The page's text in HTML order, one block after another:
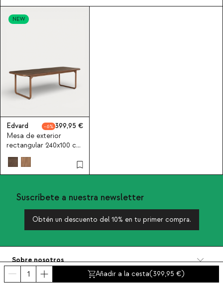
Añadir a la cesta(399,95 )
NEW
Edvard 6
399,95
Mesa de exterior
rectangular 240x100 cm
de madera de
eucalipto Edvard
Suscríbete a nuestra newsletter
Obtén un descuento del 10% en tu primer compra.
Sobre nosotros
Categorías
Contacto y ayuda